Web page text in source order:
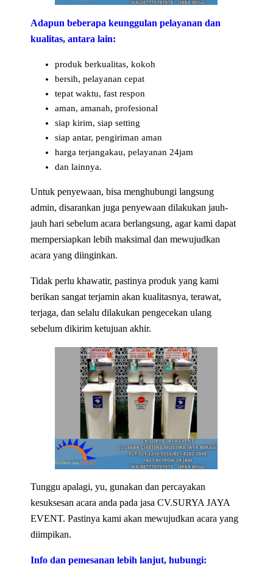
Adapun beberapa keunggulan pelayanan dan
kualitas, antara lain:
produk berkualitas, kokoh
bersih, pelayanan cepat
tepat waktu, fast respon
aman, amanah, profesional
siap kirim, siap setting
siap antar, pengiriman aman
harga terjangakau, pelayanan 24jam
dan lainnya.
Untuk penyewaan, bisa menghubungi langsung
admin, disarankan juga penyewaan dilakukan jauh-
jauh hari sebelum acara berlangsung, agar kami dapat
mempersiapkan lebih maksimal dan mewujudkan
acara yang diinginkan.
Tidak perlu khawatir, pastinya produk yang kami
berikan sangat terjamin akan kualitasnya, terawat,
terjaga, dan selalu dilakukan pengecekan ulang
sebelum dikirim ketujuan akhir.
Tunggu apalagi, yu, gunakan dan percayakan
kesuksesan acara anda pada jasa CV.SURYA JAYA
EVENT. Pastinya kami akan mewujudkan acara yang
diimpikan.
Info dan pemesanan lebih lanjut, hubungi: